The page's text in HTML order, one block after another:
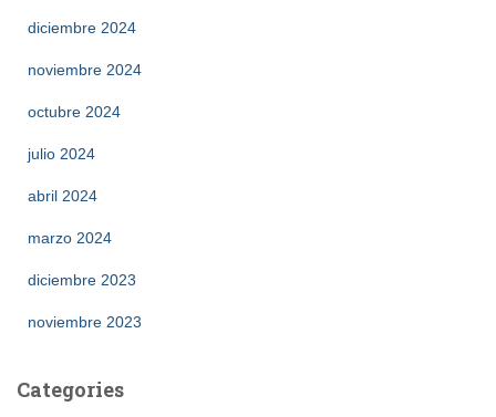
diciembre 2024
noviembre 2024
octubre 2024
julio 2024
abril 2024
marzo 2024
diciembre 2023
noviembre 2023
Categories